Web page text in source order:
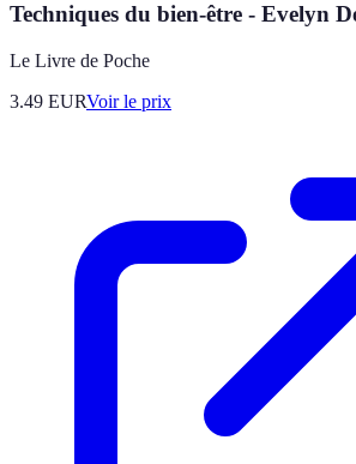
Techniques du bien-être - Evelyn
Le Livre de Poche
3.49 EURVoir le prix